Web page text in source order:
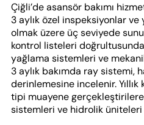
Çiğli’de asansör bakımı
3 aylık özel inspeksiyonlar ve
olmak üzere üç seviyede
kontrol listeleri
yağlama sistemleri ve
3 aylık bakımda ray sistemi,
derinlemesine incelenir. Yıllık
tipi muayene
sistemleri ve hidrolik